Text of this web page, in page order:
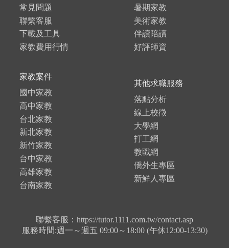
常見問題
聯繫客服
下載及工具
家教費用行情
暑期家教
美術家教
伴讀陪讀
好評師資
家教案件
國中家教
高中家教
台北家教
新北家教
新竹家教
台中家教
高雄家教
台南家教
其他求職服務
落點分析
線上校徵
大學網
打工網
教職網
僑外生專區
新鮮人專區
聯繫客服：https://tutor.1111.com.tw/contact.asp
服務時間:週一～週五 09:00～18:00 (午休12:00-13:30)